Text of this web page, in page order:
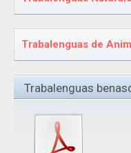
Cuentos
Trabalenguas
Vocabulario
BENASQUÉS
Adivinanzas
Trabalenguas de
Trabalenguas